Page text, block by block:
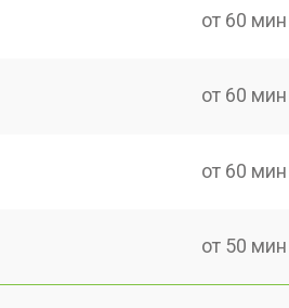
от 60 мин
от 60 мин
от 60 мин
от 50 мин